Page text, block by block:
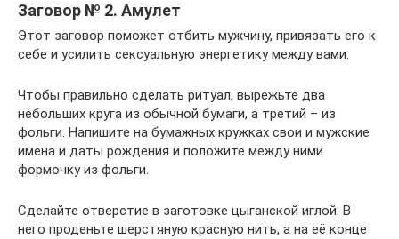
Заговор № 2. Амулет
Этот заговор поможет отбить мужчину, привязать его к
себе и усилить сексуальную энергетику между вами.
Чтобы правильно сделать ритуал, вырежьте два
небольших круга из обычной бумаги, а третий – из
фольги. Напишите на бумажных кружках свои и мужские
имена и даты рождения и положите между ними
формочку из фольги.
Сделайте отверстие в заготовке цыганской иглой. В
него проденьте шерстяную красную нить, а на её конце